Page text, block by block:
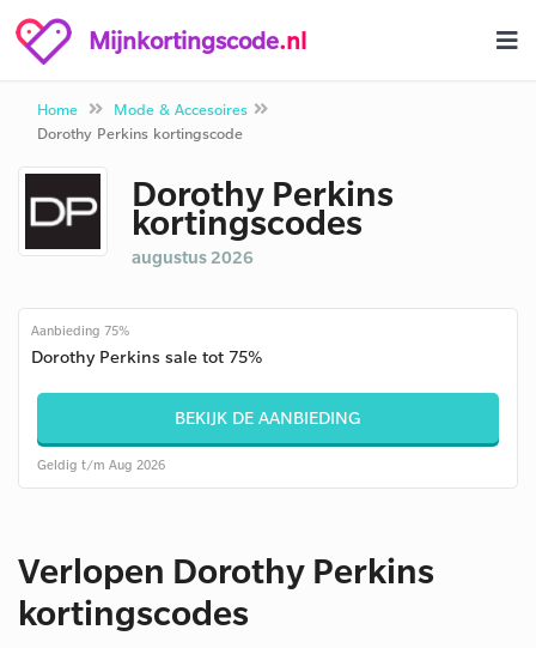
Mijnkortingscode.nl
Home
Mode & Accesoires
Dorothy Perkins kortingscode
Dorothy Perkins
kortingscodes
augustus 2026
Aanbieding 75%
Dorothy Perkins sale tot 75%
BEKIJK DE AANBIEDING
Geldig t/m Aug 2026
Verlopen Dorothy Perkins
kortingscodes